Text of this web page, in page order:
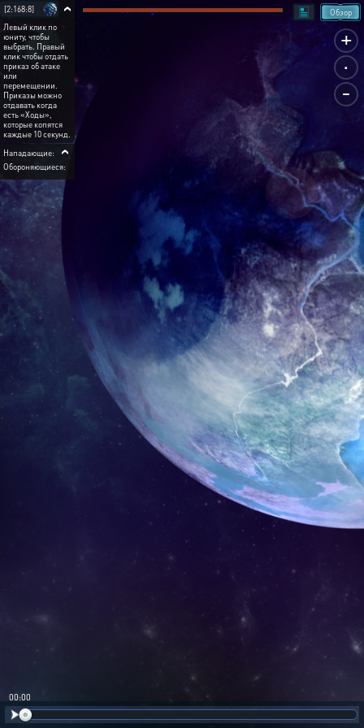
+
.
-
Обзор
[2:168:8]
Левый клик по
юниту, чтобы
выбрать. Правый
клик чтобы отдать
приказ об атаке
или
перемещении.
Приказы можно
отдавать когда
есть «Ходы»,
которые копятся
каждые 10 секунд.
Нападающие:
Обороняющиеся:
00:00